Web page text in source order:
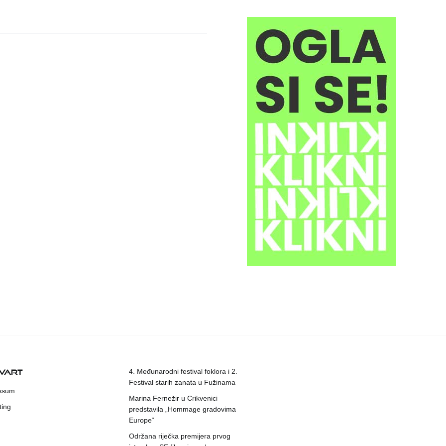
4. Međunarodni festival foklora i 2.
Festival starih zanata u Fužinama
Marina Fernežir u Crikvenici
predstavila „Hommage gradovima
Europe“
Održana riječka premijera prvog